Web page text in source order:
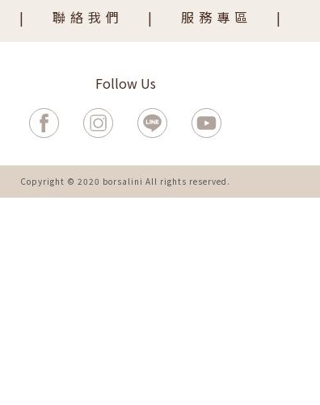
聯絡我們 服務專區
Follow Us
Copyright © 2020 borsalini All rights reserved.